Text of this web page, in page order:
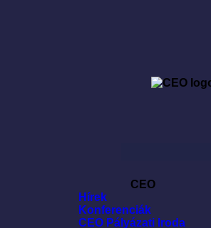
CEO
Hírek
Konferenciák
CEO Pályázati Iroda